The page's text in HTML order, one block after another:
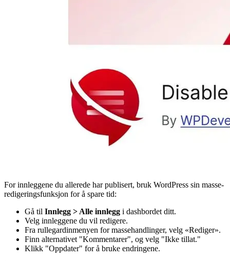
For innleggene du allerede har publisert, bruk WordPress sin masse-
redigeringsfunksjon for å spare tid:
Gå til Innlegg > Alle innlegg i dashbordet ditt.
Velg innleggene du vil redigere.
Fra rullegardinmenyen for massehandlinger, velg «Rediger».
Finn alternativet "Kommentarer", og velg "Ikke tillat."
Klikk "Oppdater" for å bruke endringene.